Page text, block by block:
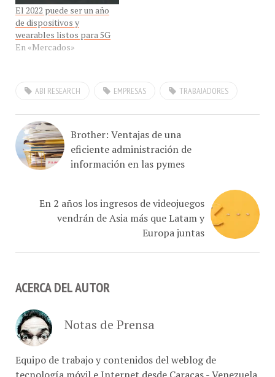
de dispositivos y
wearables listos para 5G
En «Mercados»
eficiente administración de
información en las pymes
vendrán de Asia más que Latam y
Europa juntas
Equipo de trabajo y contenidos del weblog de
tecnología móvil e Internet desde Caracas - Venezuela